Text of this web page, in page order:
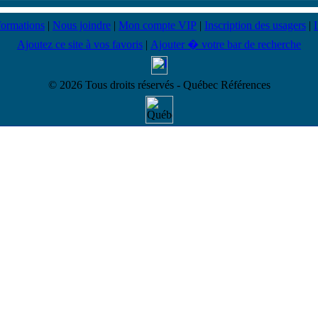
| Nous joindre | Mon compte VIP | Inscription des usagers |
Ajoutez ce site à vos favoris | Ajouter � votre bar de recherche
© 2026 Tous droits réservés - Québec Références